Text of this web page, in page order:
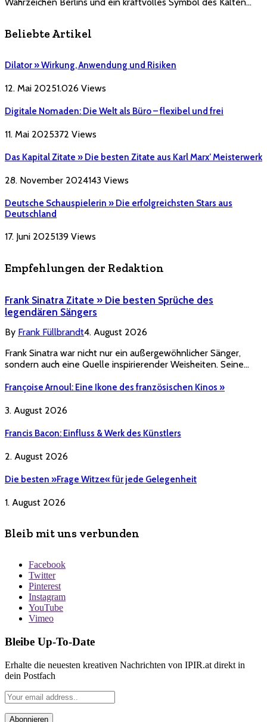
Wahrzeichen Berlins und ein kraftvolles Symbol des Kalten…
Beliebte Artikel
Dilator » Wirkung, Anwendung und Risiken
12. Mai 20251.026 Views
Digitale Nomaden: Die Welt als Büro – flexibel und frei
11. Mai 2025372 Views
Das Kapital Zitate » Die besten Zitate aus Karl Marx’ Meisterwerk
28. November 2024143 Views
Deutsche Schauspielerin » Die erfolgreichsten Stars aus
Deutschland
17. Juni 2025139 Views
Empfehlungen der Redaktion
Frank Sinatra Zitate » Die besten Sprüche des
legendären Sängers
By Frank Füllbrandt4. August 2026
Frank Sinatra war nicht nur ein außergewöhnlicher Sänger,
sondern auch eine Quelle inspirierender Weisheiten. Seine…
Françoise Arnoul: Eine Ikone des französischen Kinos »
3. August 2026
Francis Bacon: Einfluss & Werk des Künstlers
2. August 2026
Die besten »Frage Witze« für jede Gelegenheit
1. August 2026
Bleib mit uns verbunden
Facebook
Twitter
Pinterest
Instagram
YouTube
Vimeo
Bleibe Up-To-Date
Erhalte die neuesten kreativen Nachrichten von IPIR.at direkt in
dein Postfach